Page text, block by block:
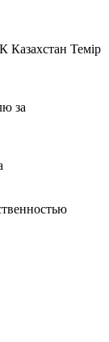
Казахстан Темiр
за